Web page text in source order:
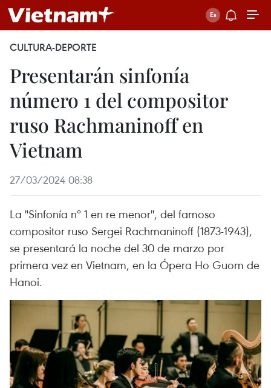
CULTURA-DEPORTE
Presentarán sinfonía
número 1 del compositor
ruso Rachmaninoff en
Vietnam
27/03/2024 08:38
La "Sinfonía nº 1 en re menor", del famoso
compositor ruso Sergei Rachmaninoff (1873-1943),
se presentará la noche del 30 de marzo por
primera vez en Vietnam, en la Ópera Ho Guom de
Hanoi.